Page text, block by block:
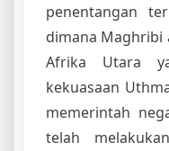
penentangan
dimana Maghribi
Afrika Utara
kekuasaan
memerintah
telah